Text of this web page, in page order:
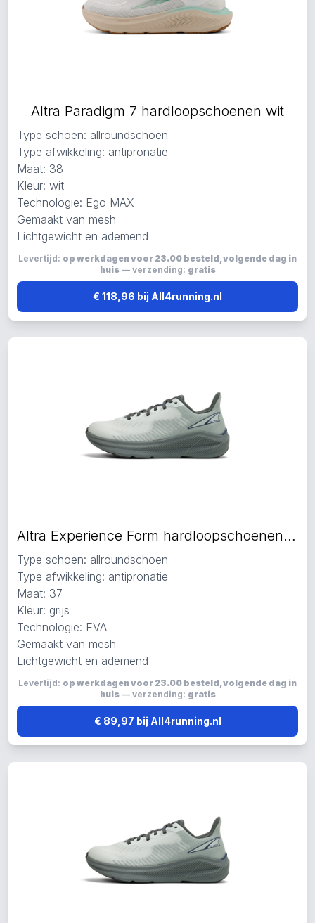
Altra Paradigm 7 hardloopschoenen wit
Type schoen: allroundschoen
Type afwikkeling: antipronatie
Maat: 38
Kleur: wit
Technologie: Ego MAX
Gemaakt van mesh
Lichtgewicht en ademend
Levertijd: op werkdagen voor 23.00 besteld, volgende dag in
huis— verzending: gratis
€ 118,96 bij All4running.nl
Altra Experience Form hardloopschoenen grijs
Type schoen: allroundschoen
Type afwikkeling: antipronatie
Maat: 37
Kleur: grijs
Technologie: EVA
Gemaakt van mesh
Lichtgewicht en ademend
Levertijd: op werkdagen voor 23.00 besteld, volgende dag in
huis— verzending: gratis
€ 89,97 bij All4running.nl